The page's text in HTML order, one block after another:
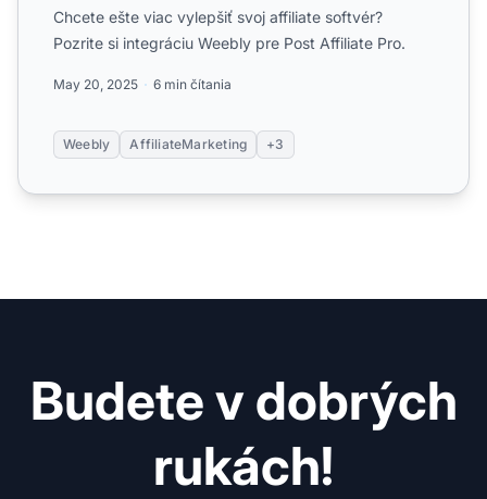
Chcete ešte viac vylepšiť svoj affiliate softvér?
Pozrite si integráciu Weebly pre Post Affiliate Pro.
May 20, 2025 6 min čítania
Weebly AffiliateMarketing +3
Budete v dobrých
rukách!